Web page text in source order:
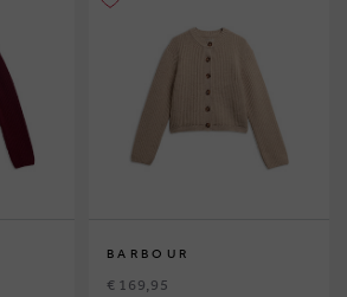
BARBOUR
€ 169,95